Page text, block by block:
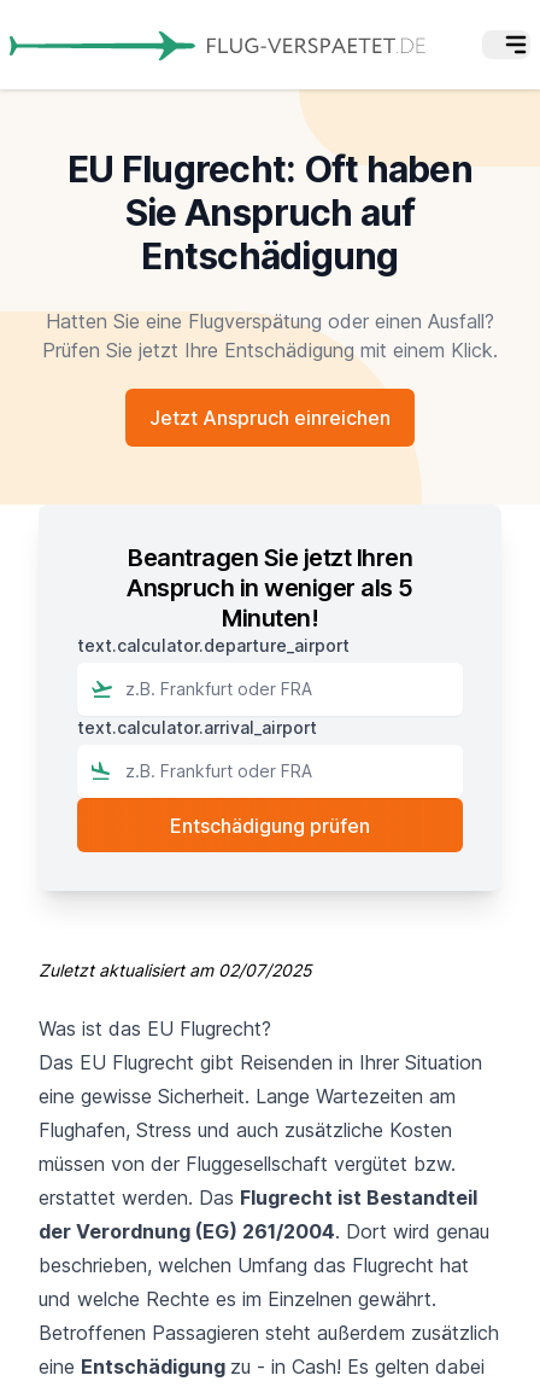
EU Flugrecht: Oft haben
Sie Anspruch auf
Entschädigung
Hatten Sie eine Flugverspätung oder einen Ausfall?
Prüfen Sie jetzt Ihre Entschädigung mit einem Klick.
Jetzt Anspruch einreichen
Beantragen Sie jetzt Ihren
Anspruch in weniger als 5
Minuten!
text.calculator.departure_airport
text.calculator.arrival_airport
Zuletzt aktualisiert am 02/07/2025
Was ist das EU Flugrecht?
Das EU Flugrecht gibt Reisenden in Ihrer Situation
eine gewisse Sicherheit. Lange Wartezeiten am
Flughafen, Stress und auch zusätzliche Kosten
müssen von der Fluggesellschaft vergütet bzw.
erstattet werden. Das Flugrecht ist Bestandteil
der Verordnung (EG) 261/2004. Dort wird genau
beschrieben, welchen Umfang das Flugrecht hat
und welche Rechte es im Einzelnen gewährt.
Betroffenen Passagieren steht außerdem zusätzlich
eine Entschädigung zu - in Cash! Es gelten dabei